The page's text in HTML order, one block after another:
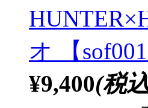
オ 【sof001
¥9,400(税